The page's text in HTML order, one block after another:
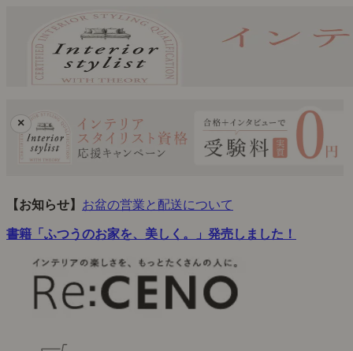
×
【お知らせ】 お盆の営業と配送について
書籍「ふつうのお家を、美しく。」発売しました！